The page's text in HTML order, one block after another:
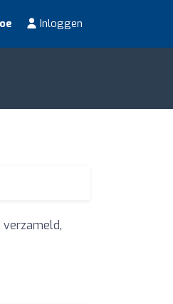
Inloggen
verzameld,